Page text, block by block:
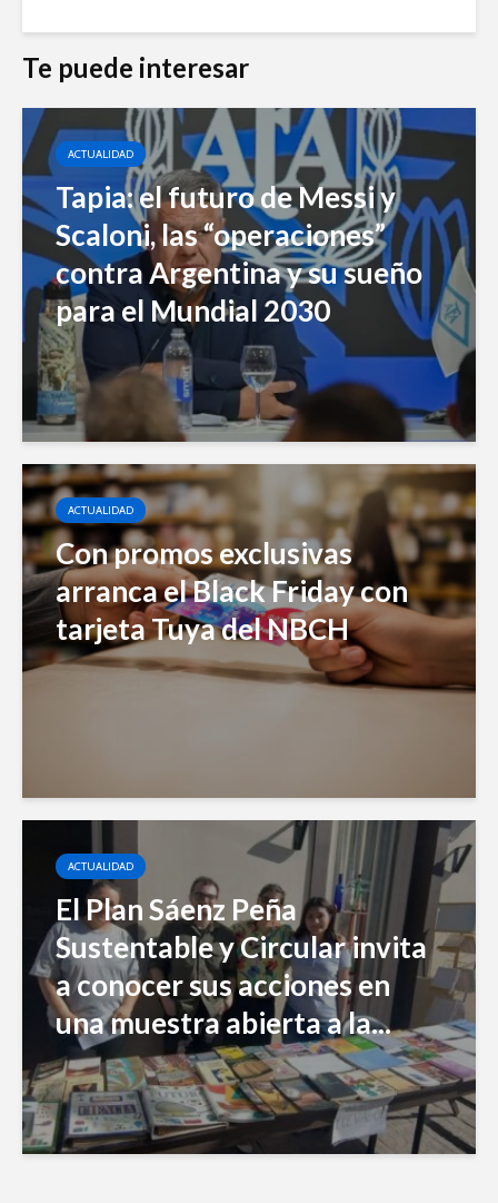
Te puede interesar
ACTUALIDAD
Tapia: el futuro de Messi y
Scaloni, las “operaciones”
contra Argentina y su sueño
para el Mundial 2030
ACTUALIDAD
Con promos exclusivas
arranca el Black Friday con
tarjeta Tuya del NBCH
ACTUALIDAD
El Plan Sáenz Peña
Sustentable y Circular invita
a conocer sus acciones en
una muestra abierta a la...